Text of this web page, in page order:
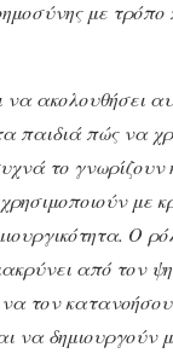
με
ακολουθήσει
παιδιά πώς να
το γνωρίζουν
με
Ο
από τον
να τον
να